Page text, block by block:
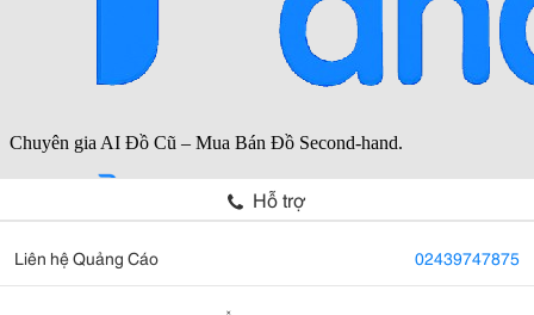
Hỗ trợ
Liên hệ Quảng Cáo 02439747875